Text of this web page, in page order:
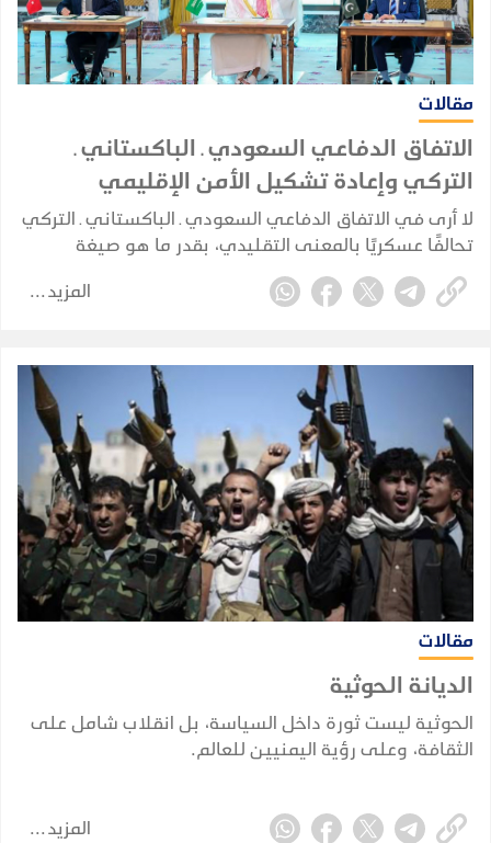
مقالات
الاتفاق الدفاعي السعودي ـ الباكستاني ـ
التركي وإعادة تشكيل الأمن الإقليمي
لا أرى في الاتفاق الدفاعي السعودي ـ الباكستاني ـ التركي
تحالفًا عسكريًا بالمعنى التقليدي، بقدر ما هو صيغة
للتكامل الدفاعي والأمني بين ثلاث دول تمتلك، بدرجات
مختلفة، عناصر قوة وخبرات واحتياجات متكاملة وتواجه
المزيد
مقالات
الديانة الحوثية
الحوثية ليست ثورة داخل السياسة، بل انقلاب شامل على
الثقافة، وعلى رؤية اليمنيين للعالم.
المزيد